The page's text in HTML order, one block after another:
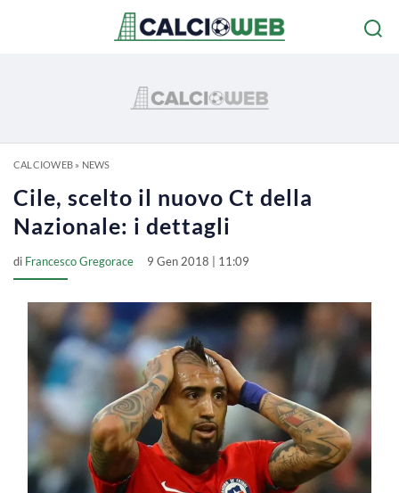
CALCIOWEB» NEWS
Cile, scelto il nuovo Ct della
Nazionale: i dettagli
di Francesco Gregorace 9 Gen 2018 | 11:09